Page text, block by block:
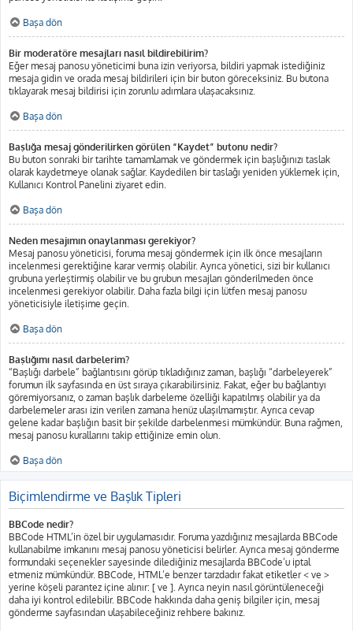
Başa dön
Bir moderatöre mesajları nasıl bildirebilirim?
Eğer mesaj panosu yöneticimi buna izin veriyorsa, bildiri yapmak istediğiniz
mesaja gidin ve orada mesaj bildirileri için bir buton göreceksiniz. Bu butona
tıklayarak mesaj bildirisi için zorunlu adımlara ulaşacaksınız.
Başa dön
Başlığa mesaj gönderilirken görülen “Kaydet” butonu nedir?
Bu buton sonraki bir tarihte tamamlamak ve göndermek için başlığınızı taslak
olarak kaydetmeye olanak sağlar. Kaydedilen bir taslağı yeniden yüklemek için,
Kullanıcı Kontrol Panelini ziyaret edin.
Başa dön
Neden mesajımın onaylanması gerekiyor?
Mesaj panosu yöneticisi, foruma mesaj göndermek için ilk önce mesajların
incelenmesi gerektiğine karar vermiş olabilir. Ayrıca yönetici, sizi bir kullanıcı
grubuna yerleştirmiş olabilir ve bu grubun mesajları gönderilmeden önce
incelenmesi gerekiyor olabilir. Daha fazla bilgi için lütfen mesaj panosu
yöneticisiyle iletişime geçin.
Başa dön
Başlığımı nasıl darbelerim?
“Başlığı darbele” bağlantısını görüp tıkladığınız zaman, başlığı “darbeleyerek”
forumun ilk sayfasında en üst sıraya çıkarabilirsiniz. Fakat, eğer bu bağlantıyı
göremiyorsanız, o zaman başlık darbeleme özelliği kapatılmış olabilir ya da
darbelemeler arası izin verilen zamana henüz ulaşılmamıştır. Ayrıca cevap
gelene kadar başlığın basit bir şekilde darbelenmesi mümkündür. Buna rağmen,
mesaj panosu kurallarını takip ettiğinize emin olun.
Başa dön
Biçimlendirme ve Başlık Tipleri
BBCode nedir?
BBCode HTML’in özel bir uygulamasıdır. Foruma yazdığınız mesajlarda BBCode
kullanabilme imkanını mesaj panosu yöneticisi belirler. Ayrıca mesaj gönderme
formundaki seçenekler sayesinde dilediğiniz mesajlarda BBCode’u iptal
etmeniz mümkündür. BBCode, HTML’e benzer tarzdadır fakat etiketler < ve >
yerine köşeli parantez içine alınır: [ ve ]. Ayrıca neyin nasıl görüntüleneceği
daha iyi kontrol edilebilir. BBCode hakkında daha geniş bilgiler için, mesaj
gönderme sayfasından ulaşabileceğiniz rehbere bakınız.